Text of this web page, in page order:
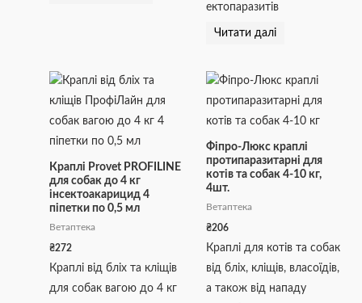
ектопаразитів
Читати далі
Краплі Provet PROFILINE
для собак до 4 кг
інсектоакарицид 4
піпетки по 0,5 мл
Ветаптека
₴272
Краплі від бліх та кліщів
для собак вагою до 4 кг
Фіпро-Люкс краплі
протипаразитарні для
котів та собак 4-10 кг,
4шт.
Ветаптека
₴206
Краплі для котів та собак
від бліх, кліщів, власоїдів,
а також від нападу